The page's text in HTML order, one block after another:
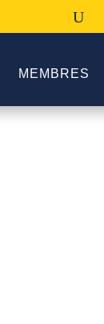
MEMBRES